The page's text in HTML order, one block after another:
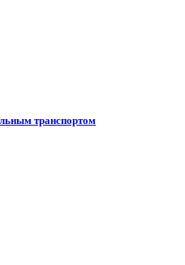
транспортом